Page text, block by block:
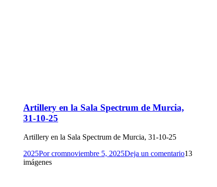
Artillery en la Sala Spectrum de Murcia,
31-10-25
Artillery en la Sala Spectrum de Murcia, 31-10-25
2025Porcromnoviembre 5, 2025Deja un comentario13
imágenes